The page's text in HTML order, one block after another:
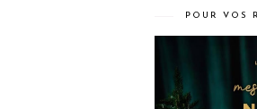
POUR VOS